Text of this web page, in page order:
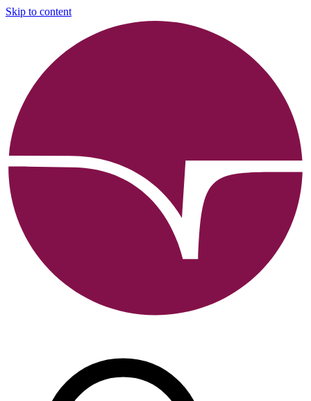
Skip to content